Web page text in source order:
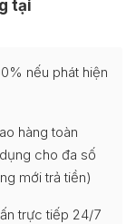
tại
nếu phát hiện
hàng toàn
cho đa số
mới trả tiền)
trực tiếp 24/7